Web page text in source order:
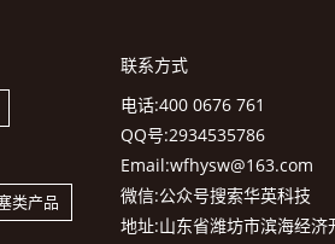
类产品
联系方式
电话:400 0676 761
QQ号:2934535786
Email:wfhysw@163.com
微信:公众号搜索华英科技
地址:山东省潍坊市滨海经济